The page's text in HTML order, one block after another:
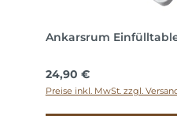
Ankarsrum
Regulärer Preis:
24,90 €
Preise inkl. MwSt. zzgl.